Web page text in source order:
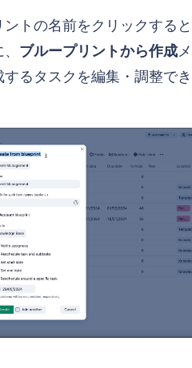
トの名前をクリックする
ブループリントから作成
るタスクを編集・調整で